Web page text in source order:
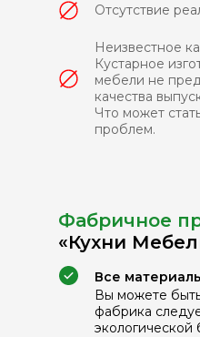
Неизвестное
Кустарное
мебели не
качества
Что может
проблем.
Отсутствие
Вы можете
фабрика
экологической
Все
Фабричное
«Кухни